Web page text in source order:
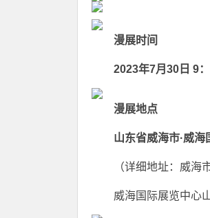
漫展时间
2023年7月30日 9
漫展地点
山东省威海市·威海
（详细地址：威海
威海国际展览中心